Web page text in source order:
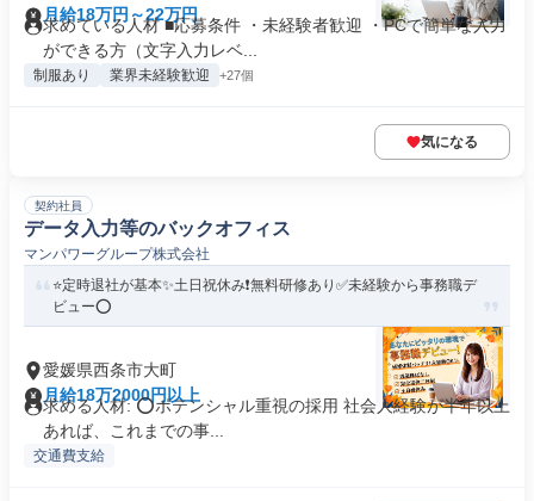
月給18万円～22万円
求めている人材 ■応募条件 ・未経験者歓迎 ・PCで簡単な入力
ができる方（文字入力レベ...
制服あり 業界未経験歓迎 +27個
気になる
契約社員
データ入力等のバックオフィス
マンパワーグループ株式会社
⭐定時退社が基本✨土日祝休み❗️無料研修あり✅️未経験から事務職デ
ビュー⭕️
愛媛県西条市大町
月給18万2000円以上
求める人材: ⭕️ポテンシャル重視の採用 社会人経験が半年以上
あれば、これまでの事...
交通費支給